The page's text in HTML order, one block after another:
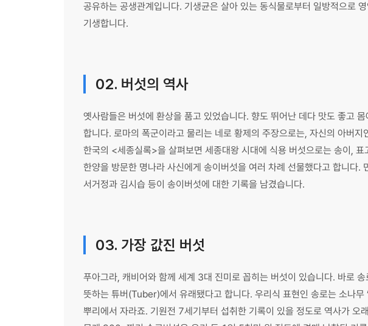
공유하는 공생관계입니다. 기생균은 살아 있는 동식물로부터 일방적으로
기생합니다.
02. 버섯의 역사
옛사람들은 버섯에 환상을 품고 있었습니다. 향도 뛰어난 데다 맛도 좋고
합니다. 로마의 폭군이라고 물리는 네로 황제의 주장으로는, 자신의 아버
한국의 <세종실록>을 살펴보면 세종대왕 시대에 식용 버섯으로는 송이,
한양을 방문한 명나라 사신에게 송이버섯을 여러 차례 선물했다고 합니다
서거정과 김시습 등이 송이버섯에 대한 기록을 남겼습니다.
03. 가장 값진 버섯
푸아그라, 캐비어와 함께 세계 3대 진미로 꼽히는 버섯이 있습니다. 바로
뜻하는 튜버(Tuber)에서 유래됐다고 합니다. 우리식 표현인 송로는 소나무
뿌리에서 자라죠. 기원전 7세기부터 섭취한 기록이 있을 정도로 역사가